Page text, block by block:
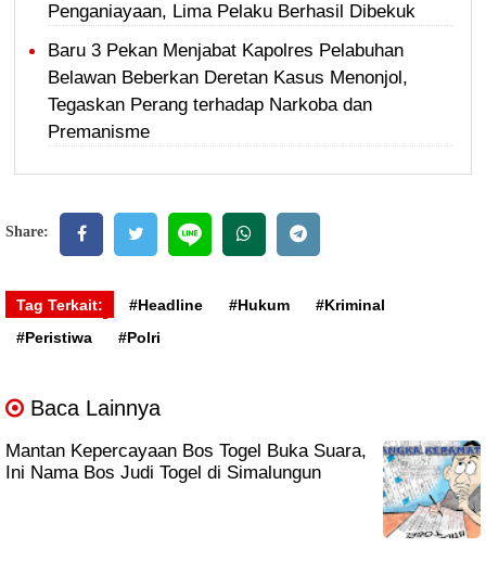
Penganiayaan, Lima Pelaku Berhasil Dibekuk
Baru 3 Pekan Menjabat Kapolres Pelabuhan
Belawan Beberkan Deretan Kasus Menonjol,
Tegaskan Perang terhadap Narkoba dan
Premanisme
Share:
Tag Terkait: #Headline #Hukum
#Kriminal
#Peristiwa
#Polri
Baca Lainnya
Mantan Kepercayaan Bos Togel Buka Suara,
Ini Nama Bos Judi Togel di Simalungun